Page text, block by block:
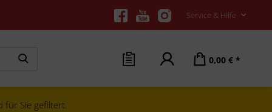
Service & Hilfe
0,00 € *
für Sie gefiltert.